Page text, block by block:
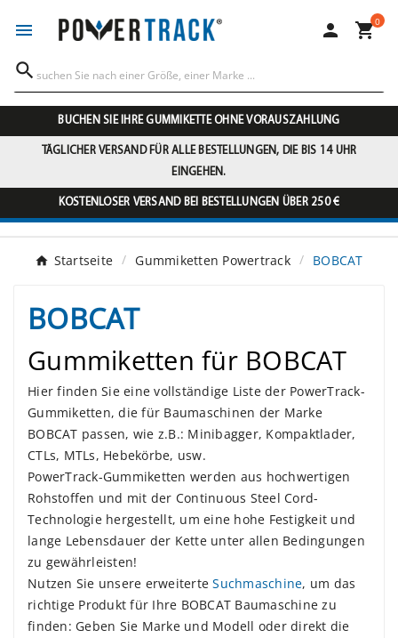
  0

BUCHEN SIE IHRE GUMMIKETTE OHNE VORAUSZAHLUNG
TÄGLICHER VERSAND FÜR ALLE BESTELLUNGEN, DIE BIS 14 UHR
EINGEHEN.
KOSTENLOSER VERSAND BEI BESTELLUNGEN ÜBER 250 €
Startseite Gummiketten Powertrack BOBCAT
BOBCAT
Gummiketten für BOBCAT
Hier finden Sie eine vollständige Liste der PowerTrack-
Gummiketten, die für Baumaschinen der Marke
BOBCAT passen, wie z.B.: Minibagger, Kompaktlader,
CTLs, MTLs, Hebekörbe, usw.
PowerTrack-Gummiketten werden aus hochwertigen
Rohstoffen und mit der Continuous Steel Cord-
Technologie hergestellt, um eine hohe Festigkeit und
lange Lebensdauer der Kette unter allen Bedingungen
zu gewährleisten!
Nutzen Sie unsere erweiterteSuchmaschine, um das
richtige Produkt für Ihre BOBCAT Baumaschine zu
finden: Geben Sie Marke und Modell oder direkt die